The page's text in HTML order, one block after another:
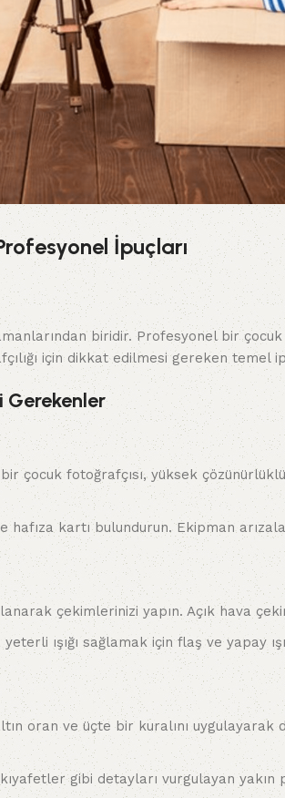
İpuçları
biridir. Profesyonel bir
için dikkat edilmesi gereken temel
Gerekenler
çocuk fotoğrafçısı, yüksek
kartı bulundurun. Ekipman
çekimlerinizi yapın. Açık hava
ışığı sağlamak için flaş ve yapay
oran ve üçte bir kuralını
gibi detayları vurgulayan yakın